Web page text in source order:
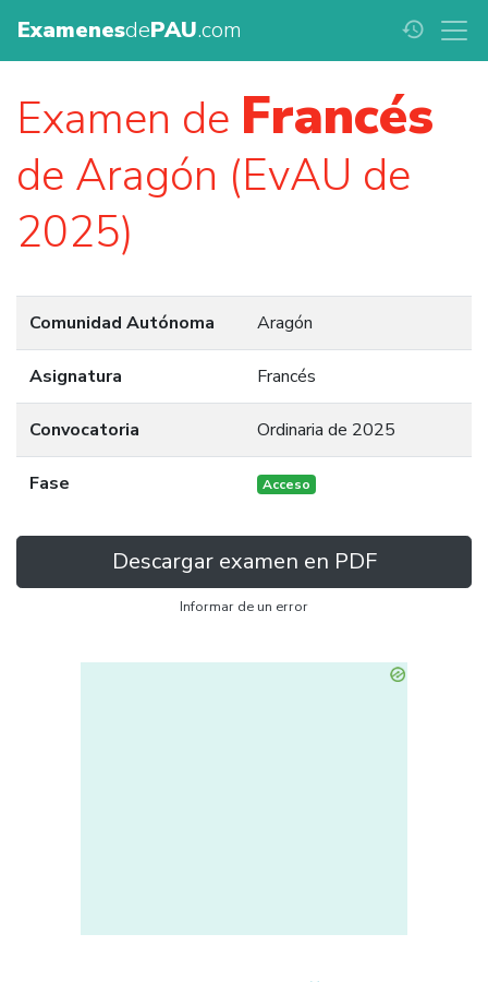
ExamenesdePAU.com history
Examen de Francés
de Aragón (EvAU de
2025)
Comunidad Autónoma Aragón
Asignatura Francés
Convocatoria Ordinaria de 2025
Fase Acceso
Descargar examen en PDF
Informar de un error